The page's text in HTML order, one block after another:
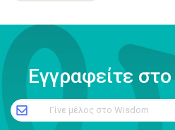
Εγγραφείτε
Γίνε μέλος στο Wisdom